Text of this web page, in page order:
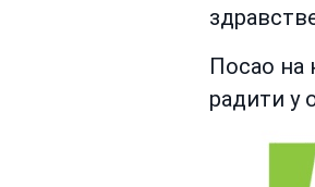
Посао на
радити у